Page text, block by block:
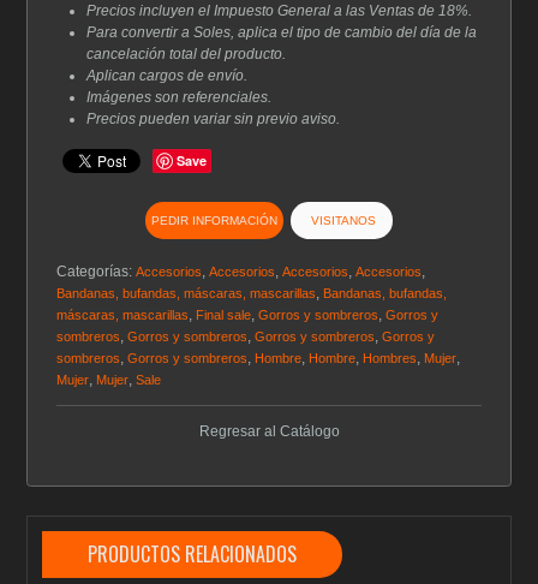
Precios incluyen el Impuesto General a las Ventas de 18%.
Para convertir a Soles, aplica el tipo de cambio del día de la
cancelación total del producto.
Aplican cargos de envío.
Imágenes son referenciales.
Precios pueden variar sin previo aviso.
Save
PEDIR INFORMACIÓN VISITANOS
Categorías:Accesorios,Accesorios,Accesorios,Accesorios,
Bandanas, bufandas, máscaras, mascarillas, Bandanas, bufandas,
máscaras, mascarillas, Final sale,Gorros y sombreros,Gorros y
sombreros,Gorros y sombreros,Gorros y sombreros,Gorros y
sombreros,Gorros y sombreros, Hombre, Hombre, Hombres, Mujer,
Mujer, Mujer,Sale
Regresar al Catálogo
PRODUCTOS RELACIONADOS